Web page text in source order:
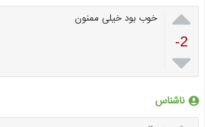

-2

خوب بود خیلی ممنون
ناشناس